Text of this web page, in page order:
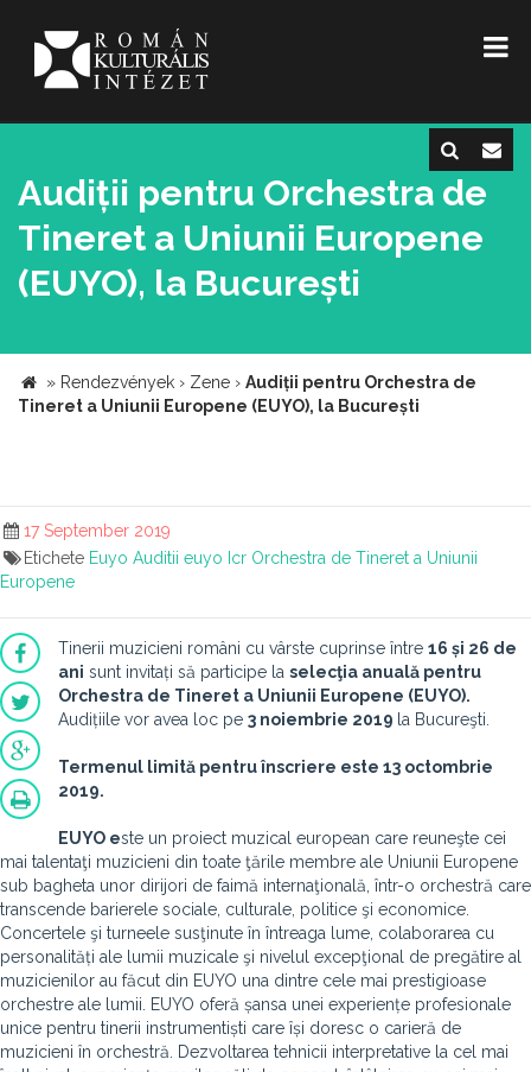
Audiții pentru Orchestra de
Tineret a Uniunii Europene
(EUYO), la București
» Rendezvények › Zene › Audiții pentru Orchestra de
Tineret a Uniunii Europene (EUYO), la București
17 September 2019
Etichete Euyo Auditii euyo Icr Orchestra de Tineret a Uniunii
Europene
Tinerii muzicieni români cu vârste cuprinse între 16 și 26 de
ani sunt invitați să participe la selecţia anuală pentru
Orchestra de Tineret a Uniunii Europene (EUYO).
Audițiile vor avea loc pe 3 noiembrie 2019 la Bucureşti.
Termenul limită pentru înscriere este 13 octombrie
2019.
EUYO este un proiect muzical european care reuneşte cei
mai talentaţi muzicieni din toate ţările membre ale Uniunii Europene
sub bagheta unor dirijori de faimă internaţională, într-o orchestră care
transcende barierele sociale, culturale, politice şi economice.
Concertele şi turneele susţinute în întreaga lume, colaborarea cu
personalități ale lumii muzicale şi nivelul excepţional de pregătire al
muzicienilor au făcut din EUYO una dintre cele mai prestigioase
orchestre ale lumii. EUYO oferă șansa unei experiențe profesionale
unice pentru tinerii instrumentiști care își doresc o carieră de
muzicieni în orchestră. Dezvoltarea tehnicii interpretative la cel mai